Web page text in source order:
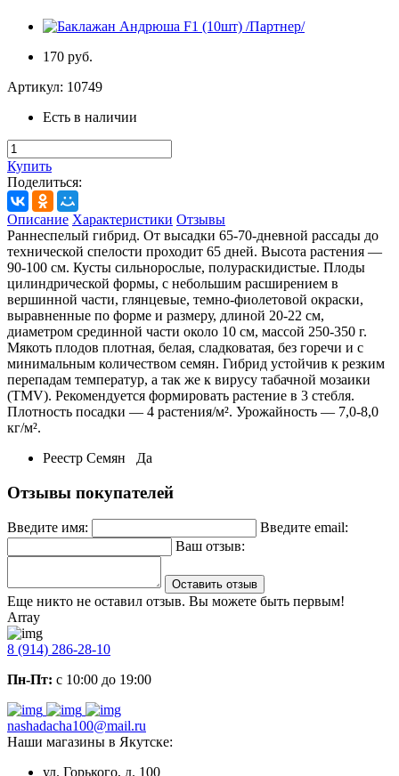
170 руб.
Артикул: 10749
Есть в наличии
Купить
Поделиться:
Описание Характеристики Отзывы
Раннеспелый гибрид. От высадки 65-70-дневной рассады до
технической спелости проходит 65 дней. Высота растения —
90-100 см. Кусты сильнорослые, полураскидистые. Плоды
цилиндрической формы, с небольшим расширением в
вершинной части, глянцевые, темно-фиолетовой окраски,
выравненные по форме и размеру, длиной 20-22 см,
диаметром срединной части около 10 см, массой 250-350 г.
Мякоть плодов плотная, белая, сладковатая, без горечи и с
минимальным количеством семян. Гибрид устойчив к резким
перепадам температур, а так же к вирусу табачной мозаики
(TMV). Рекомендуется формировать растение в 3 стебля.
Плотность посадки — 4 растения/м². Урожайность — 7,0-8,0
кг/м².
Реестр Семян
Да
Отзывы покупателей
Введите имя:
Введите email:
Ваш отзыв:
Оставить отзыв
Еще никто не оставил отзыв. Вы можете быть первым!
Array
8 (914) 286-28-10
Пн-Пт: с 10:00 до 19:00
nashadacha100@mail.ru
Наши магазины в Якутске:
ул. Горького, д. 100